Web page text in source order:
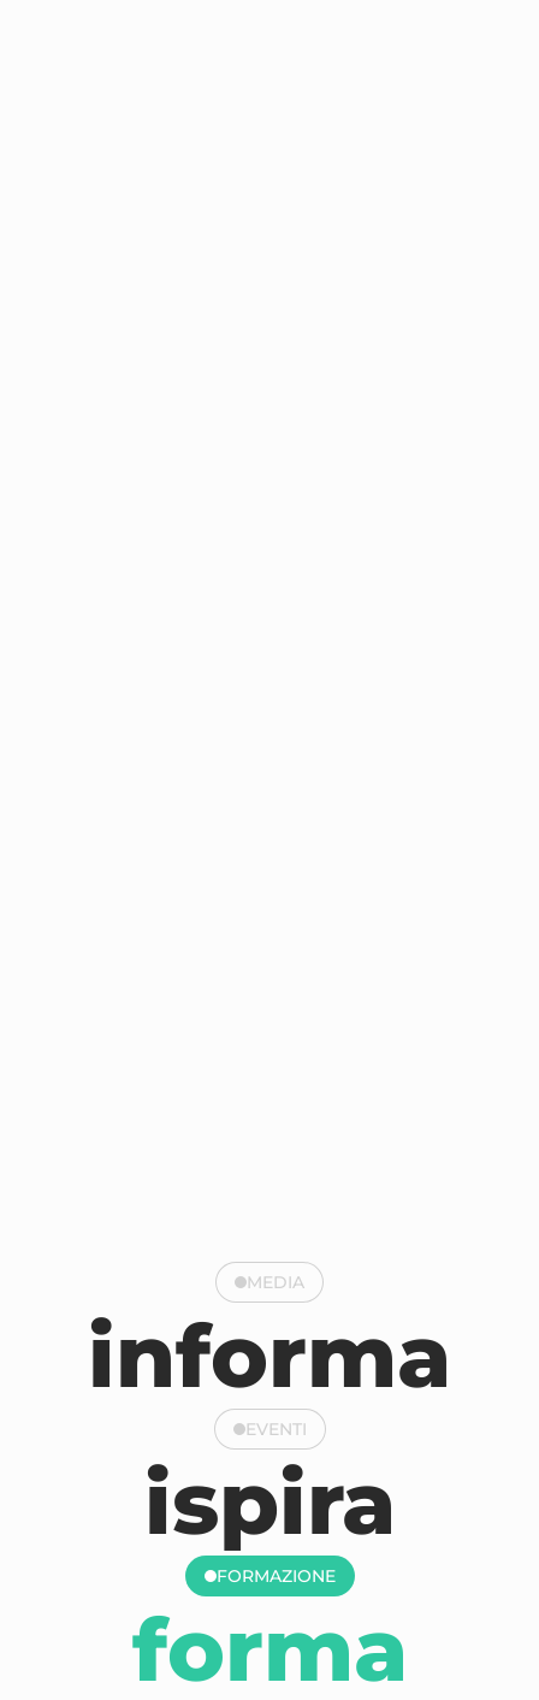
MEDIA
informa
EVENTI
ispira
FORMAZIONE
forma